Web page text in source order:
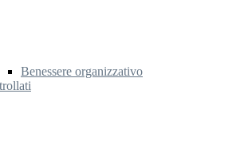
Benessere organizzativo